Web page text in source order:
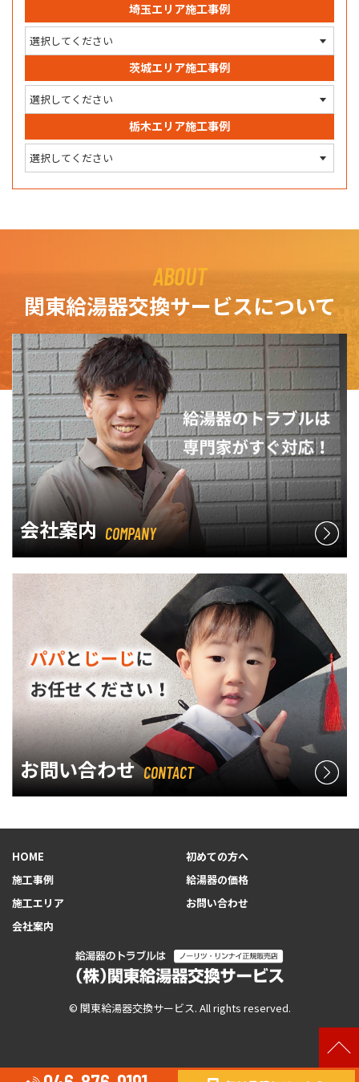
埼玉エリア施工事例
茨城エリア施工事例
栃木エリア施工事例
ABOUT
関東給湯器交換サービスについて
会社案内 COMPANY
お問い合わせ CONTACT
HOME
初めての方へ
施工事例
給湯器の価格
施工エリア
お問い合わせ
会社案内
© 関東給湯器交換サービス. All rights reserved.